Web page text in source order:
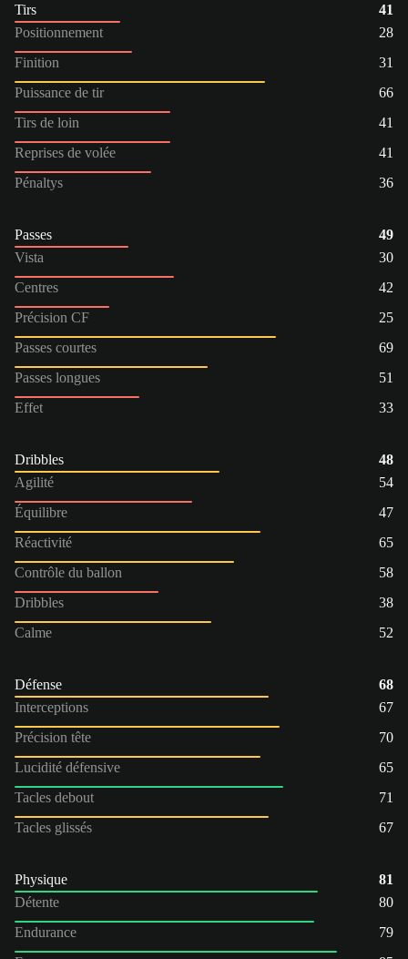
Tirs
41
Positionnement
28
Finition
31
Puissance de tir
66
Tirs de loin
41
Reprises de volée
41
Pénaltys
36
Passes
49
Vista
30
Centres
42
Précision CF
25
Passes courtes
69
Passes longues
51
Effet
33
Dribbles
48
Agilité
54
Équilibre
47
Réactivité
65
Contrôle du ballon
58
Dribbles
38
Calme
52
Défense
68
Interceptions
67
Précision tête
70
Lucidité défensive
65
Tacles debout
71
Tacles glissés
67
Physique
81
Détente
80
Endurance
79